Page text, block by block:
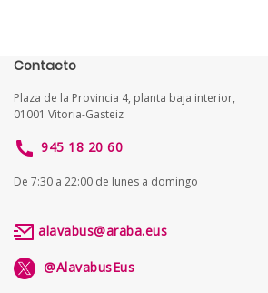
Contacto
Plaza de la Provincia 4, planta baja interior,
01001 Vitoria-Gasteiz
945 18 20 60
De 7:30 a 22:00 de lunes a domingo
alavabus@araba.eus
@AlavabusEus